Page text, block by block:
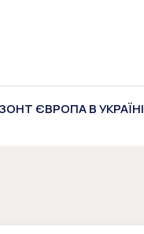
ЄВРОПА В УКРАЇНІ